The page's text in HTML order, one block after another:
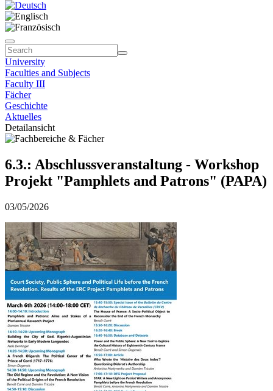
University
Faculties and Subjects
Faculty III
Fächer
Geschichte
Aktuelles
Detailansicht
6.3.: Abschlussveranstaltung - Workshop
Projekt "Pamphlets and Patrons" (PAPA)
03/05/2026